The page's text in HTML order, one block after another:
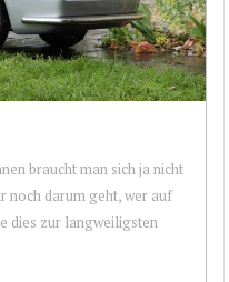
braucht man sich ja nicht
noch darum geht, wer auf
dies zur langweiligsten